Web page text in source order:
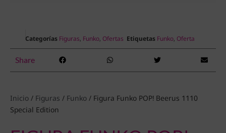
Categorías Figuras, Funko, Ofertas Etiquetas Funko, Oferta
Share
Inicio / Figuras / Funko / Figura Funko POP! Beerus 1110
Special Edition